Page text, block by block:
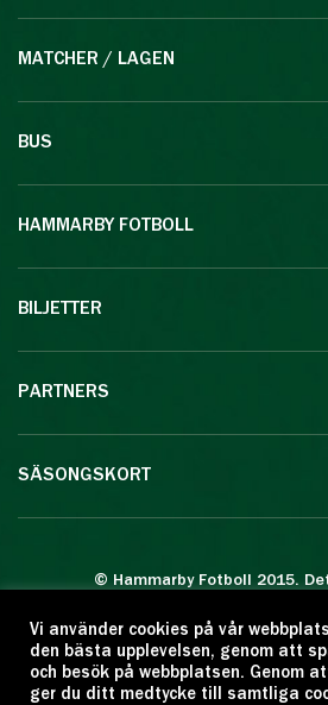
MATCHER / LAGEN
BUS
HAMMARBY FOTBOLL
BILJETTER
PARTNERS
SÄSONGSKORT
© Hammarby Fotboll 2015.
Eftertryck eller annan
Citera oss gärna men
www.hammarbyfotboll.se.
Vi använder cookies på vår
den bästa upplevelsen, genom att
och besök på webbplatsen. Genom
ger du ditt medtycke till samtliga